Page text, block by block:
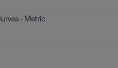
- Metric